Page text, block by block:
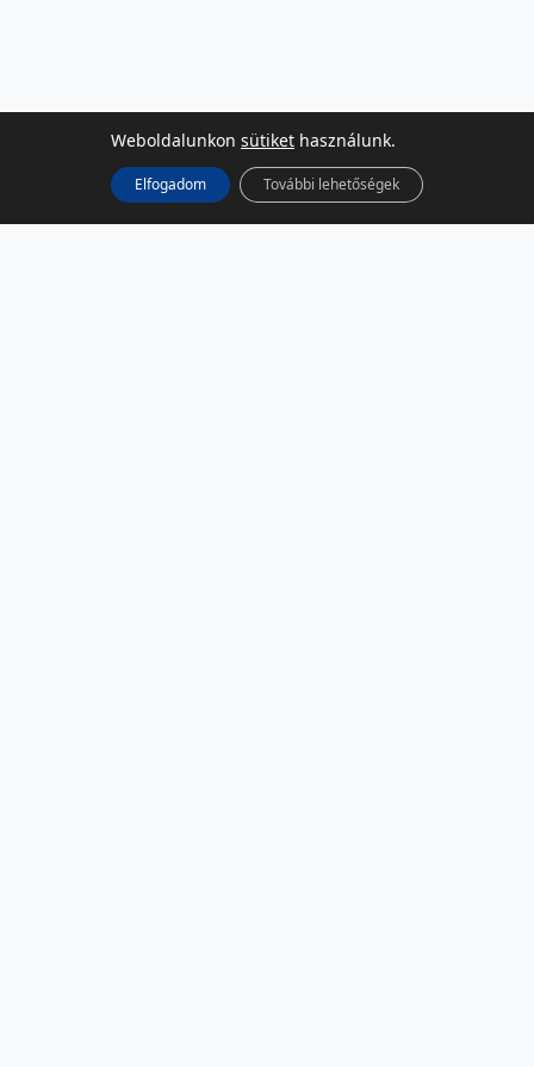
Weboldalunkon sütiket használunk.
Elfogadom További lehetőségek